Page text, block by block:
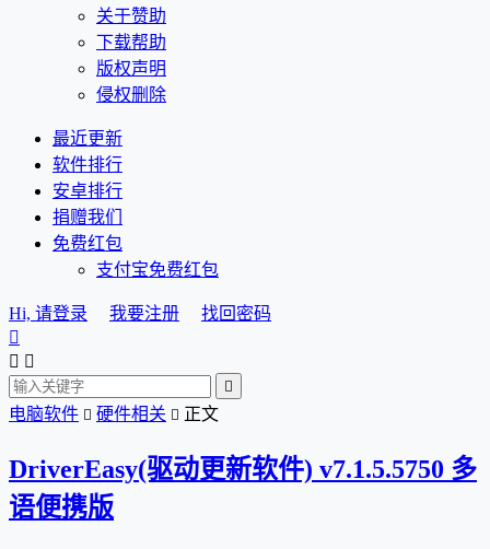
关于赞助
下载帮助
版权声明
侵权删除
最近更新
软件排行
安卓排行
捐赠我们
免费红包
支付宝免费红包
Hi, 请登录 我要注册
找回密码

 

电脑软件  硬件相关  正文
DriverEasy(驱动更新软件) v7.1.5.5750 多
语便携版